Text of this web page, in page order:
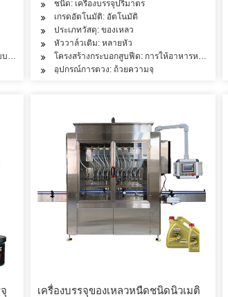
ห้องเดียว
ชนิด: เครื่องบรรจุปริมาตร
เกรดอัตโนมัติ: อัตโนมัติ
ประเภทวัสดุ: ของเหลว
หัววาล์วเติม: หลายหัว
โครงสร้างกระบอกสูบฟีด: การให้อาหารหลายห้อง
อุปกรณ์การตวง: ถ้วยความจุ
เครื่องบรรจุของเหลวหนืดชนิดนิวเมติ